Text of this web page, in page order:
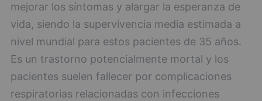
mejorar los síntomas y alargar la esperanza de
vida, siendo la supervivencia media estimada a
nivel mundial para estos pacientes de 35 años.
Es un trastorno potencialmente mortal y los
pacientes suelen fallecer por complicaciones
respiratorias relacionadas con infecciones